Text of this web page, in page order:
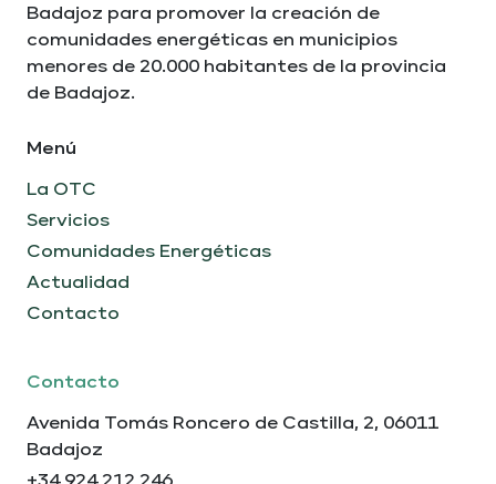
C.E. Casareña
Casas de Don Pedro
83,3 kWp
Badajoz para promover la creación de
comunidades energéticas en municipios
menores de 20.000 habitantes de la provincia
de Badajoz.
Menú
La OTC
Servicios
Comunidades Energéticas
Actualidad
Contacto
Contacto
Avenida Tomás Roncero de Castilla, 2, 06011
Badajoz